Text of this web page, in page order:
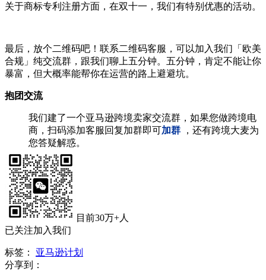
关于商标专利注册方面，在双十一，我们有特别优惠的活动。
最后，放个二维码吧！联系二维码客服，可以加入我们「欧美
合规」纯交流群，跟我们聊上五分钟。五分钟，肯定不能让你
暴富，但大概率能帮你在运营的路上避避坑。
抱团交流
我们建了一个亚马逊跨境卖家交流群，如果您做跨境电
商，扫码添加客服回复加群即可加群
，还有跨境大麦为
您答疑解惑。
目前30万+人
已关注加入我们
标签：
亚马逊计划
分享到：